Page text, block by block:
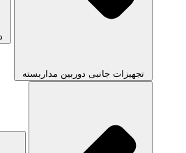
تجهیزات جانبی دوربین مداربسته